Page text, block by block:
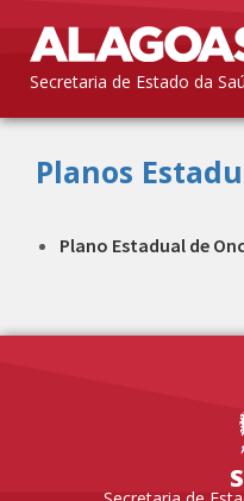
Secretaria de Estado da
Planos
Plano Estadual de